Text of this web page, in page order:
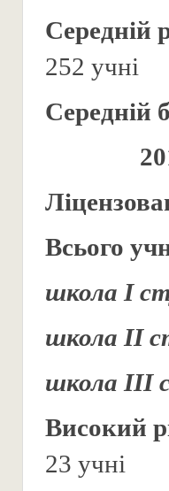
Середній
252 учні
Середній
Всього
школа І
школа ІІ
школа ІІІ
Високий
23 учні